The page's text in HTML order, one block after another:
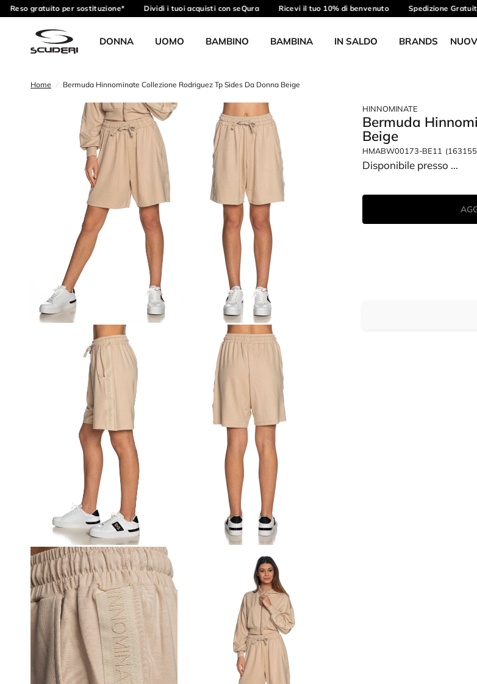
Reso gratuito per sostituzione* Dividi i tuoi acquisti con seQura Ricevi il tuo 10% di benvenuto Spedizione
DONNA UOMO BAMBINO BAMBINA IN SALDO BRANDS
Home / Bermuda Hinnominate Collezione Rodriguez Tp Sides Da Donna Beige
HINNOMINATE
Bermuda
Beige
HMABW00173-BE11
Disponibile presso ...